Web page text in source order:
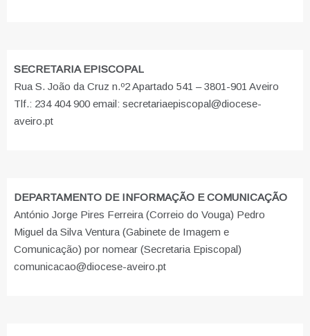
SECRETARIA EPISCOPAL
Rua S. João da Cruz n.º2 Apartado 541 – 3801-901 Aveiro
Tlf.: 234 404 900 email: secretariaepiscopal@diocese-
aveiro.pt
DEPARTAMENTO DE INFORMAÇÃO E COMUNICAÇÃO
António Jorge Pires Ferreira (Correio do Vouga) Pedro
Miguel da Silva Ventura (Gabinete de Imagem e
Comunicação) por nomear (Secretaria Episcopal)
comunicacao@diocese-aveiro.pt